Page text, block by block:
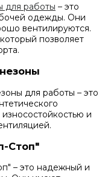
для работы – это
одежды. Они
вентилируются.
позволяет
для работы – это
и
Стоп"
– это надежный и